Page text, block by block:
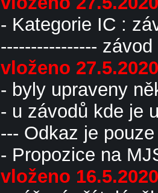
- Kategorie IC :
----------------
vloženo
- byly upraveny
- u závodů kde je
--- Odkaz je
- Propozice na
vloženo